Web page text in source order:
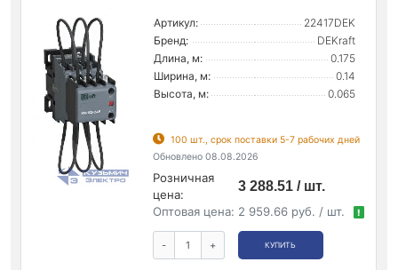
Артикул:
22417DEK
Бренд:
DEKraft
Длина, м:
0.175
Ширина, м:
0.14
Высота, м:
0.065
100 шт., срок поставки 5-7 рабочих дней
Обновлено 08.08.2026
Розничная
цена:
3 288.51 / шт.
Оптовая цена: 2 959.66 руб. / шт. !
- + КУПИТЬ